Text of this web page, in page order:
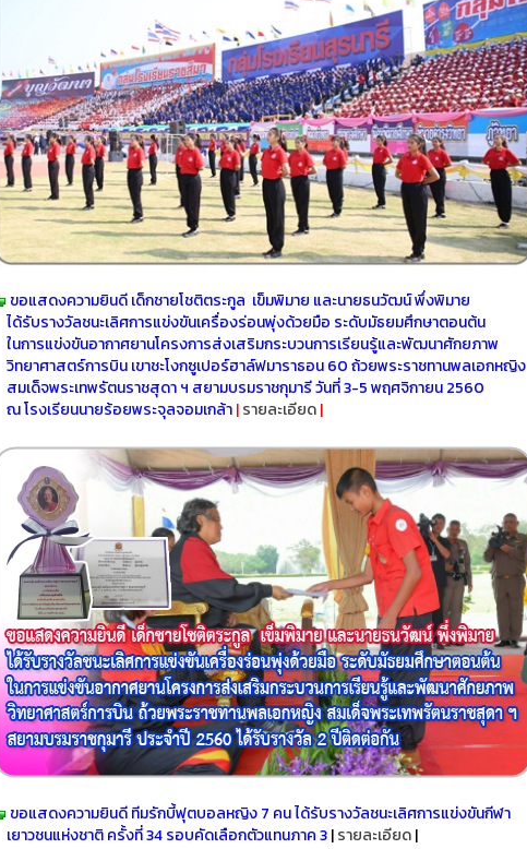
ขอแสดงความยินดี เด็กชายโชติตระกูล เข็มพิมาย และนายธนวัฒน์ พึ่งพิมาย
ได้รับรางวัลชนะเลิศการแข่งขันเครื่องร่อนพุ่งด้วยมือ ระดับมัธยมศึกษาตอนต้น
ในการแข่งขันอากาศยานโครงการส่งเสริมกระบวนการเรียนรู้และพัฒนาศักยภาพ
วิทยาศาสตร์การบิน เขาชะโงกซูเปอร์ฮาล์ฟมาราธอน 60 ถ้วยพระราชทานพลเอกหญิง
สมเด็จพระเทพรัตนราชสุดา ฯ สยามบรมราชกุมารี วันที่ 3-5 พฤศจิกายน 2560
ณ โรงเรียนนายร้อยพระจุลจอมเกล้า|รายละเอียด|
ขอแสดงความยินดี ทีมรักบี้ฟุตบอลหญิง 7 คน ได้รับรางวัลชนะเลิศการแข่งขันกีฬา
เยาวชนแห่งชาติ ครั้งที่ 34 รอบคัดเลือกตัวแทนภาค 3|รายละเอียด|